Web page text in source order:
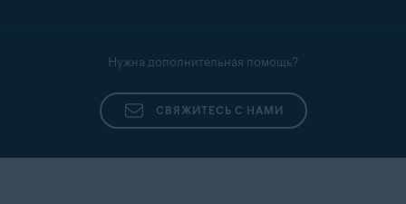
Нужна дополнительная помощь?
СВЯЖИТЕСЬ С НАМИ